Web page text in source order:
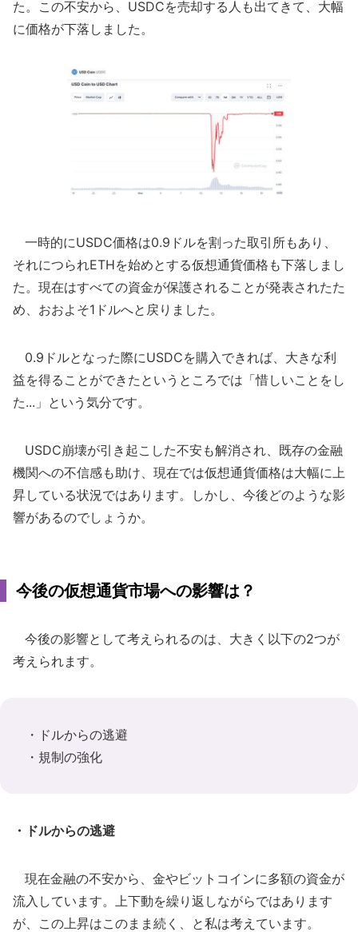
た。この不安から、USDCを売却する人も出てきて、大幅
に価格が下落しました。
一時的にUSDC価格は0.9ドルを割った取引所もあり、
それにつられETHを始めとする仮想通貨価格も下落しまし
た。現在はすべての資金が保護されることが発表されたた
め、おおよそ1ドルへと戻りました。
0.9ドルとなった際にUSDCを購入できれば、大きな利
益を得ることができたというところでは「惜しいことをし
た...」という気分です。
USDC崩壊が引き起こした不安も解消され、既存の金融
機関への不信感も助け、現在では仮想通貨価格は大幅に上
昇している状況ではあります。しかし、今後どのような影
響があるのでしょうか。
今後の仮想通貨市場への影響は？
今後の影響として考えられるのは、大きく以下の2つが
考えられます。
・ドルからの逃避
・規制の強化
・ドルからの逃避
現在金融の不安から、金やビットコインに多額の資金が
流入しています。上下動を繰り返しながらではあります
が、この上昇はこのまま続く、と私は考えています。